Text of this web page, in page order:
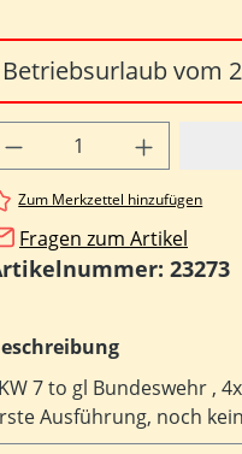
Betriebsurlaub vom
Anzahl:
Zum Merkzettel hinzufügen
Fragen zum Artikel
23273
7 to gl Bundeswehr ,
Ausführung, noch